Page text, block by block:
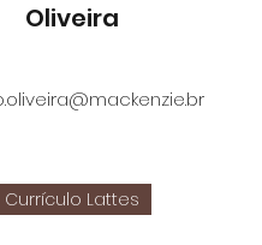
Oliveira
Currículo Lattes